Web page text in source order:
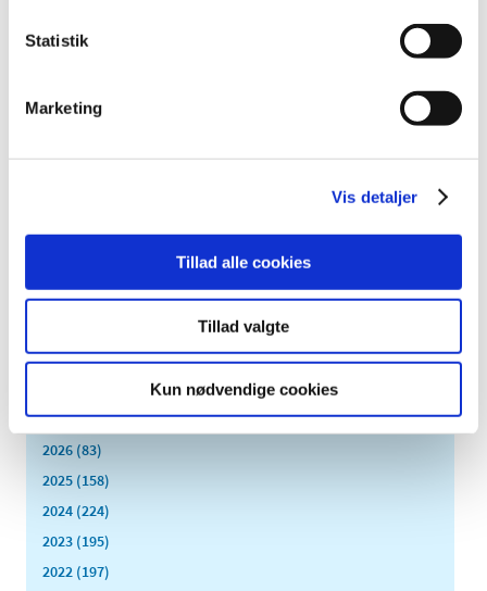
Statistik
Marketing
Vis detaljer
Tillad alle cookies
Tillad valgte
Kun nødvendige cookies
Opdatering af produktresumeer på grund af
|7. januar 2016
der er godkendt efter den nationale procedure, den…
hjemmeside – Laegemiddelstyrelsen.dk – hvor man…
TID
2026 (83)
2025 (158)
2024 (224)
2023 (195)
2022 (197)